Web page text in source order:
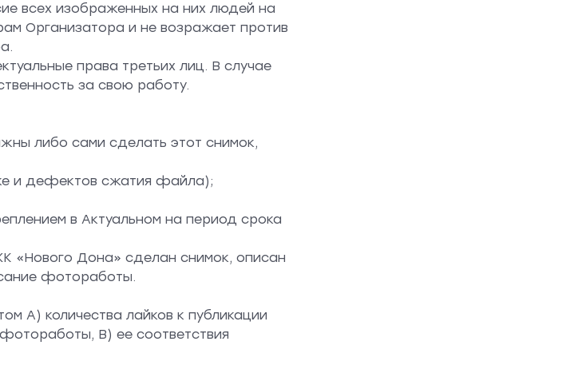
всех изображенных на них людей на
Организатора и не возражает против
права третьих лиц. В случае
за свою работу.
либо сами сделать этот снимок,
и дефектов сжатия файла);
в Актуальном на период срока
«Нового Дона» сделан снимок, описан
фотоработы.
А) количества лайков к публикации
В) ее соответствия